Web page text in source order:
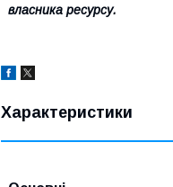
власника ресурсу.
Характеристики